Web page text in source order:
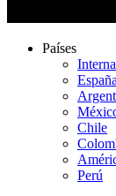
Países
España
Chile
Perú